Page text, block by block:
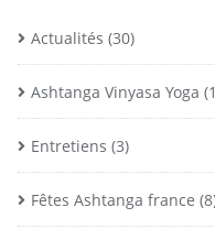
Actualités (30)
Ashtanga Vinyasa Yoga
Entretiens (3)
Fêtes Ashtanga france